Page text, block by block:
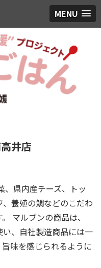
MENU
井店
、県内産チーズ、トッ
養殖の鯛などのこだわ
マルブンの商品は、
、自社製造商品には一
味を感じられるように